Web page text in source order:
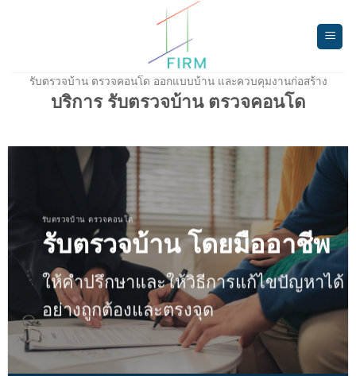
รับตรวจบ้าน ตรวจคอนโด ออกแบบบ้าน และควบคุมงานก่อสร้าง
บริการ รับตรวจบ้าน ตรวจคอนโด
รับตรวจบ้าน ตรวจคอนโด
รับตรวจบ้าน โดยมืออาชีพ
ให้คำปรึกษาและให้วิธีการแก้ไขปัญหาได้
อย่างถูกต้องและตรงจุด